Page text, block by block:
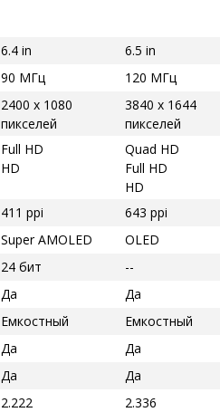
6.4 in
6.5 in
90 МГц
120 МГц
2400 x 1080
пикселей
3840 x 1644
пикселей
Full HD
HD
Quad HD
Full HD
HD
411 ppi
643 ppi
Super AMOLED
OLED
24 бит
--
Да
Да
Емкостный
Емкостный
Да
Да
Да
Да
2.222 2.336